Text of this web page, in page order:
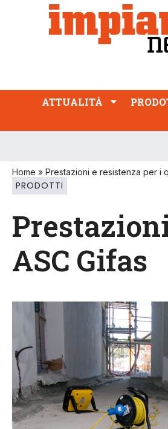
ATTUALITÀ PRODOTTI
PROFESSIONE
ATTUALITÀ
Home » Prestazioni e resistenza per i
PRODOTTI
ASC Gifas